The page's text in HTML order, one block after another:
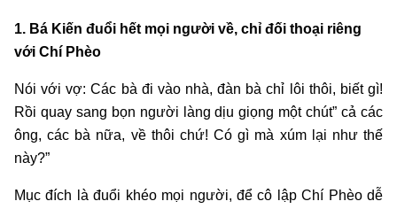
1. Bá Kiến đuổi hết mọi người về, chỉ đối thoại riêng
với Chí Phèo
Nói với vợ: Các bà đi vào nhà, đàn bà chỉ lôi thôi, biết gì!
Rồi quay sang bọn người làng dịu giọng một chút” cả các
ông, các bà nữa, về thôi chứ! Có gì mà xúm lại như thế
này?”
Mục đích là đuổi khéo mọi người, để cô lập Chí Phèo dễ